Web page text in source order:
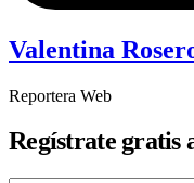
Valentina
Reportera Web
Regístrate gratis